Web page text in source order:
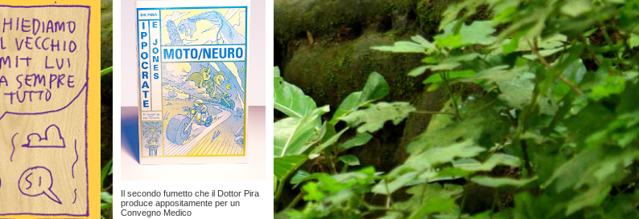
Il secondo fumetto che il Dottor Pira
produce appositamente per un
Convegno Medico